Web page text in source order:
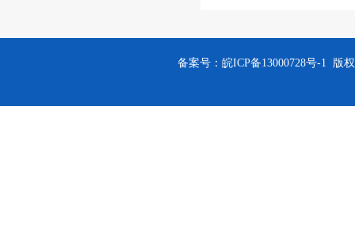
备案号： 皖ICP备13000728号-1 版